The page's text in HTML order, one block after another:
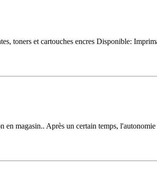
toners et cartouches encres Disponible:
en magasin.. Après un certain temps,